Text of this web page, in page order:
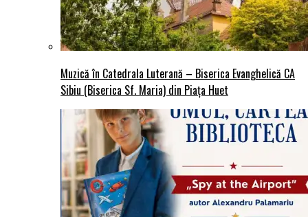
Muzică în Catedrala Luterană – Biserica Evanghelică CA
Sibiu (Biserica Sf. Maria) din Piaţa Huet